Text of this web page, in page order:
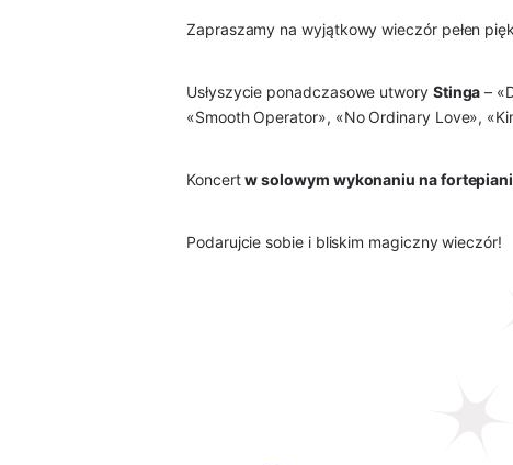
Zapraszamy na wyjątkowy wieczór pełen
Usłyszycie ponadczasowe utwory Stinga –
«Smooth Operator», «No Ordinary Love»,
Koncert w solowym wykonaniu na
Podarujcie sobie i bliskim magiczny wieczór!